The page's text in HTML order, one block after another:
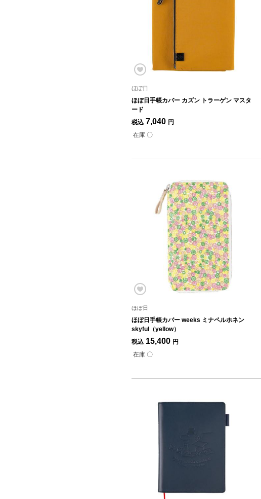
ほぼ日
ほぼ日手帳カバー カズン トラーゲン マスタ
ード
税込 7,040 円
在庫 〇
ほぼ日
ほぼ日手帳カバー weeks ミナペルホネン
skyful（yellow）
税込 15,400 円
在庫 〇